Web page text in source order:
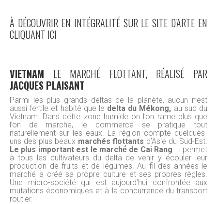
À DÉCOUVRIR EN INTÉGRALITÉ SUR LE SITE D'ARTE EN
CLIQUANT ICI
VIETNAM LE MARCHÉ FLOTTANT, RÉALISÉ PAR
JACQUES PLAISANT
Parmi les plus grands deltas de la planète, aucun n’est
aussi fertile et habité que le delta du Mékong, au sud du
Vietnam. Dans cette zone humide on l’on rame plus que
l’on de marche, le commerce se pratique tout
naturellement sur les eaux. La région compte quelques-
uns des plus beaux marchés flottants d’Asie du Sud-Est.
Le plus important est le marché́ de Cai Rang. Il permet
à tous les cultivateurs du delta de venir y écouler leur
production de fruits et de légumes. Au fil des années le
marché a créé sa propre culture et ses propres règles.
Une micro-société qui est aujourd’hui confrontée aux
mutations économiques et à la concurrence du transport
routier.